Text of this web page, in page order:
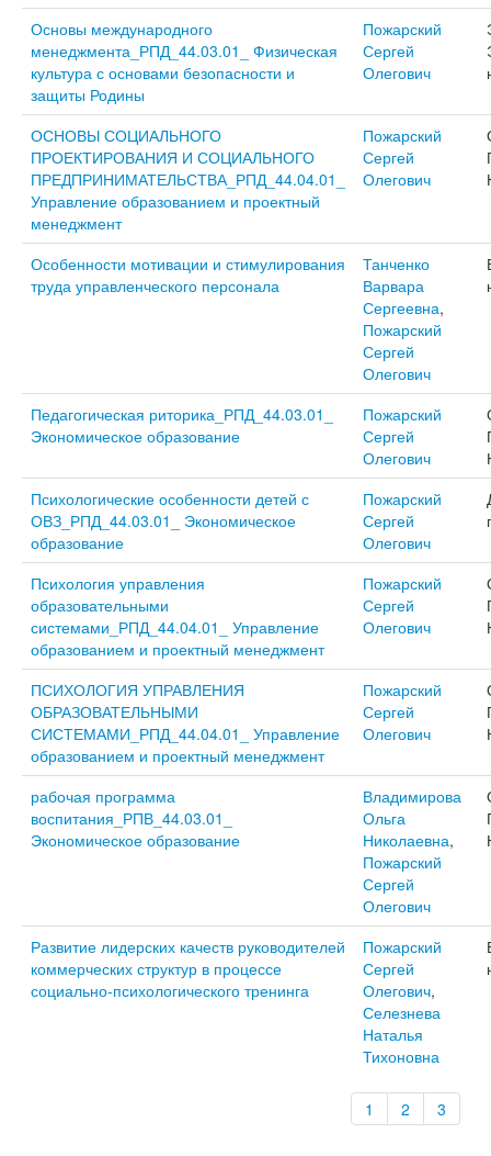
Основы международного
менеджмента_РПД_44.03.01_ Физическая
культура с основами безопасности и
защиты Родины
Пожарский
Сергей
Олегович
ОСНОВЫ СОЦИАЛЬНОГО
ПРОЕКТИРОВАНИЯ И СОЦИАЛЬНОГО
ПРЕДПРИНИМАТЕЛЬСТВА_РПД_44.04.01_
Управление образованием и проектный
менеджмент
Пожарский
Сергей
Олегович
Особенности мотивации и стимулирования
труда управленческого персонала
Танченко
Варвара
Сергеевна,
Пожарский
Сергей
Олегович
Педагогическая риторика_РПД_44.03.01_
Экономическое образование
Пожарский
Сергей
Олегович
Психологические особенности детей с
ОВЗ_РПД_44.03.01_ Экономическое
образование
Пожарский
Сергей
Олегович
Психология управления
образовательными
системами_РПД_44.04.01_ Управление
образованием и проектный менеджмент
Пожарский
Сергей
Олегович
ПСИХОЛОГИЯ УПРАВЛЕНИЯ
ОБРАЗОВАТЕЛЬНЫМИ
СИСТЕМАМИ_РПД_44.04.01_ Управление
образованием и проектный менеджмент
Пожарский
Сергей
Олегович
рабочая программа
воспитания_РПВ_44.03.01_
Экономическое образование
Владимирова
Ольга
Николаевна,
Пожарский
Сергей
Олегович
Развитие лидерских качеств руководителей
коммерческих структур в процессе
социально-психологического тренинга
Пожарский
Сергей
Олегович,
Селезнева
Наталья
Тихоновна
1 2 3